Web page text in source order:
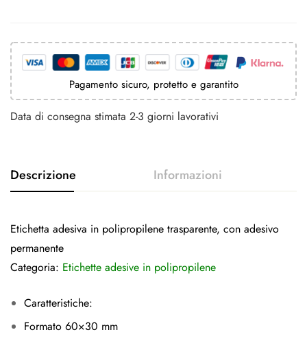
Pagamento sicuro, protetto e garantito
Data di consegna stimata 2-3 giorni lavorativi
Etichetta adesiva in polipropilene trasparente, con adesivo
permanente
Categoria: Etichette adesive in polipropilene
Caratteristiche:
Formato 60×30 mm